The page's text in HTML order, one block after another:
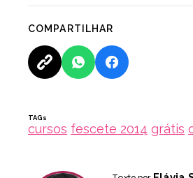
COMPARTILHAR
TAGs
cursos fescete 2014 grátis